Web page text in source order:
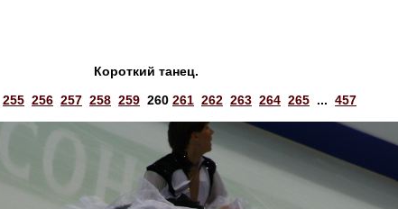
Короткий танец.
255 256 257 258 259 260 261 262 263 264 265 ... 457